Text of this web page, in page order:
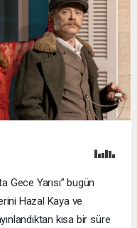
Gece Yarısı” bugün
Hazal Kaya ve
kısa bir süre